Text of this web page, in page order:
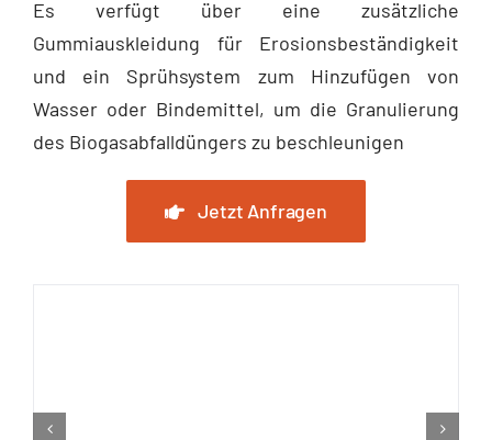
Es verfügt über eine zusätzliche
Gummiauskleidung für Erosionsbeständigkeit
und ein Sprühsystem zum Hinzufügen von
Wasser oder Bindemittel, um die Granulierung
des Biogasabfalldüngers zu beschleunigen
Jetzt Anfragen